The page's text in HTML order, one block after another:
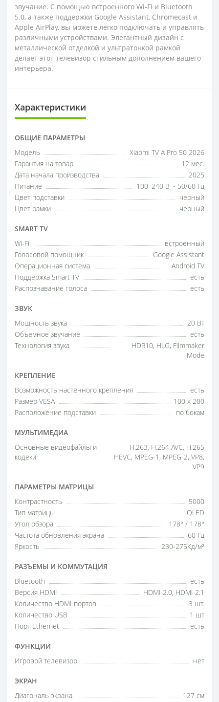
звучание. С помощью встроенного Wi-Fi и Bluetooth
5.0, а также поддержки Google Assistant, Chromecast и
Apple AirPlay, вы можете легко подключать и управлять
различными устройствами. Элегантный дизайн с
металлической отделкой и ультратонкой рамкой
делает этот телевизор стильным дополнением вашего
интерьера.
Характеристики
ОБЩИЕ ПАРАМЕТРЫ
Модель
Xiaomi TV A Pro 50 2026
Гарантия на товар
12 мес.
Дата начала производства
2025
Питание
100–240 В ~ 50/60 Гц
Цвет подставки
черный
Цвет рамки
черный
SMART TV
Wi-Fi
встроенный
Голосовой помощник
Google Assistant
Операционная система
Android TV
Поддержка Smart TV
есть
Распознавание голоса
есть
ЗВУК
Мощность звука
20 Вт
Объемное звучание
есть
Технология звука
HDR10, HLG, Filmmaker
Mode
КРЕПЛЕНИЕ
Возможность настенного крепления
есть
Размер VESA
100 x 200
Расположение подставки
по бокам
МУЛЬТИМЕДИА
Основные видеофайлы и
кодеки
H.263, H.264 AVC, H.265
HEVC, MPEG-1, MPEG-2, VP8,
VP9
ПАРАМЕТРЫ МАТРИЦЫ
Контрастность
5000
Тип матрицы
QLED
Угол обзора
178° / 178°
Частота обновления экрана
60 Гц
Яркость
230-275Кд/м²
РАЗЪЕМЫ И КОММУТАЦИЯ
Bluetooth
есть
Версия HDMI
HDMI 2.0, HDMI 2.1
Количество HDMI портов
3 шт.
Количество USB
1 шт
Порт Ethernet
есть
ФУНКЦИИ
Игровой телевизор нет
ЭКРАН
Диагональ экрана
127 см